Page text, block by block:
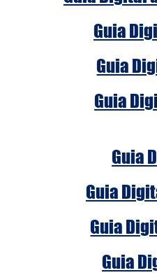
Guia
Guia
Guia
Guia
Guia
Guia
Guia